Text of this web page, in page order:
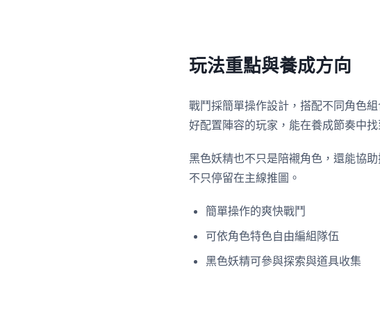
玩法重點與養成方向
戰鬥採簡單操作設計，搭配不同角色
好配置陣容的玩家，能在養成節奏中
黑色妖精也不只是陪襯角色，還能協
不只停留在主線推圖。
簡單操作的爽快戰鬥
可依角色特色自由編組隊伍
黑色妖精可參與探索與道具收集